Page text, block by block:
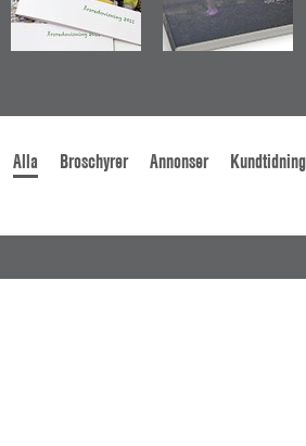
Alla Broschyrer Annonser